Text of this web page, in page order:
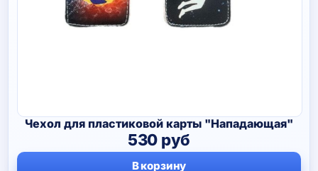
Чехол для пластиковой карты "Нападающая"
530 руб
В корзину